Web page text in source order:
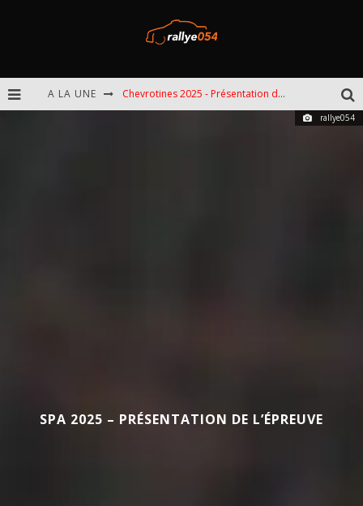
A LA UNE Chevrotines 2025 - Présentation de l'épreuve
rallye054
SPA 2025 – PRÉSENTATION DE L’ÉPREUVE